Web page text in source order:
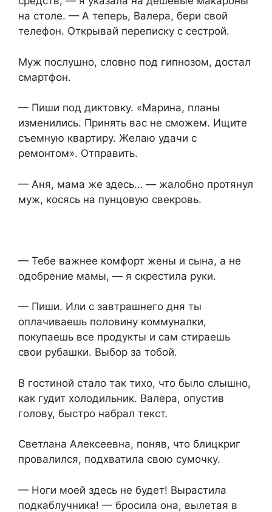
на столе. — А теперь, Валера, бери свой
телефон. Открывай переписку с сестрой.
Муж послушно, словно под гипнозом, достал
смартфон.
— Пиши под диктовку. «Марина, планы
изменились. Принять вас не сможем. Ищите
съемную квартиру. Желаю удачи с
ремонтом». Отправить.
— Аня, мама же здесь… — жалобно протянул
муж, косясь на пунцовую свекровь.
— Тебе важнее комфорт жены и сына, а не
одобрение мамы, — я скрестила руки.
— Пиши. Или с завтрашнего дня ты
оплачиваешь половину коммуналки,
покупаешь все продукты и сам стираешь
свои рубашки. Выбор за тобой.
В гостиной стало так тихо, что было слышно,
как гудит холодильник. Валера, опустив
голову, быстро набрал текст.
Светлана Алексеевна, поняв, что блицкриг
провалился, подхватила свою сумочку.
— Ноги моей здесь не будет! Вырастила
подкаблучника! — бросила она, вылетая в